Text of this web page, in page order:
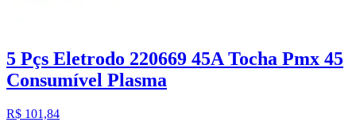
5 Pçs Eletrodo 220669 45A Tocha Pmx 45
Consumível Plasma
R$ 101,84